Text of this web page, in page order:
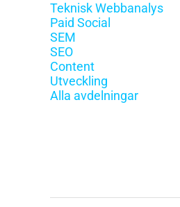
Teknisk Webbanalys
Paid Social
SEM
SEO
Content
Utveckling
Alla avdelningar